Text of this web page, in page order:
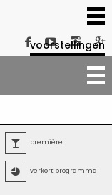
   
voorstellingen
 première
 verkort programma